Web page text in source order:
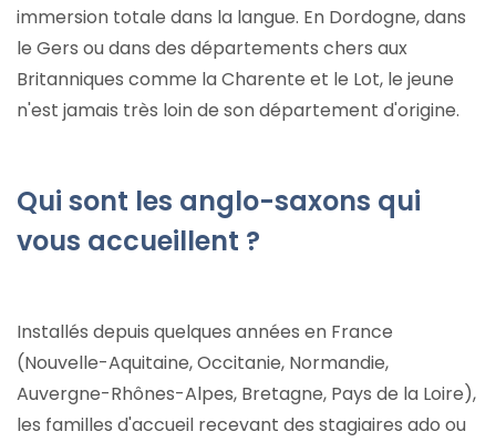
immersion totale dans la langue. En Dordogne, dans
le Gers ou dans des départements chers aux
Britanniques comme la Charente et le Lot, le jeune
n'est jamais très loin de son département d'origine.
Qui sont les anglo-saxons qui
vous accueillent ?
Installés depuis quelques années en France
(Nouvelle-Aquitaine, Occitanie, Normandie,
Auvergne-Rhônes-Alpes, Bretagne, Pays de la Loire),
les familles d'accueil recevant des stagiaires ado ou